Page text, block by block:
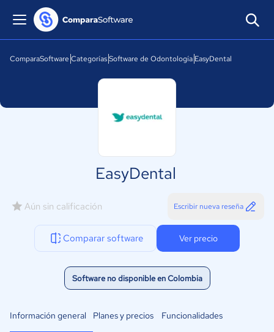
ComparaSoftware CategoríasSoftware de Odontología EasyDental
EasyDental
Aún sin calificación Escribir nueva reseña
Comparar software Ver precio
Software no disponible en Colombia
Información general Planes y precios Funcionalidades